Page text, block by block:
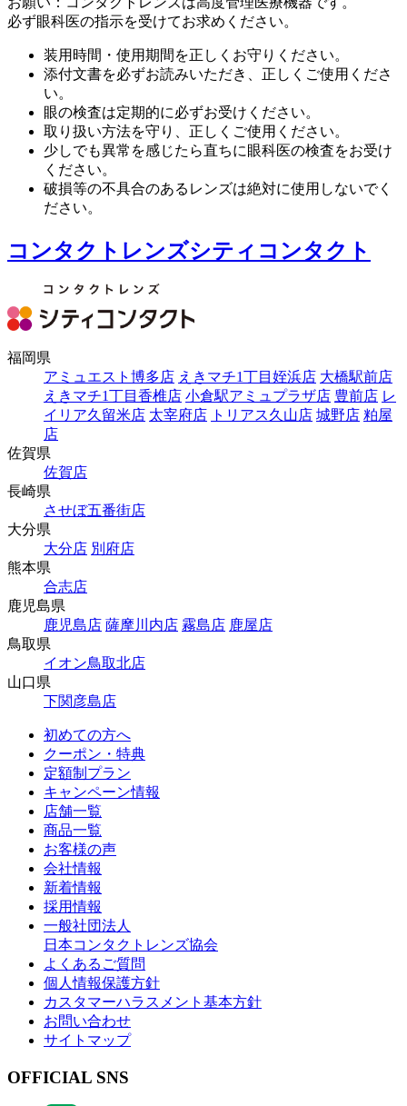
必ず眼科医の指示を受けてお求めください。
装用時間・使用期間を正しくお守りください。
添付文書を必ずお読みいただき、正しくご使用くださ
い。
眼の検査は定期的に必ずお受けください。
取り扱い方法を守り、正しくご使用ください。
少しでも異常を感じたら直ちに眼科医の検査をお受け
ください。
破損等の不具合のあるレンズは絶対に使用しないでく
ださい。
コンタクトレンズシティコンタクト
福岡県
アミュエスト博多店 えきマチ1丁目姪浜店 大橋駅前店
えきマチ1丁目香椎店 小倉駅アミュプラザ店 豊前店 レ
イリア久留米店 太宰府店 トリアス久山店 城野店 粕屋
店
佐賀県
佐賀店
長崎県
させぼ五番街店
大分県
大分店 別府店
熊本県
合志店
鹿児島県
鹿児島店 薩摩川内店 霧島店 鹿屋店
鳥取県
イオン鳥取北店
山口県
下関彦島店
初めての方へ
クーポン・特典
定額制プラン
キャンペーン情報
店舗一覧
商品一覧
お客様の声
会社情報
新着情報
採用情報
一般社団法人
日本コンタクトレンズ協会
よくあるご質問
個人情報保護方針
カスタマーハラスメント基本方針
お問い合わせ
サイトマップ
OFFICIAL SNS